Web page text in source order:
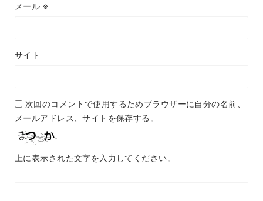
メール ※
サイト
次回のコメントで使用するためブラウザーに自分の名前、
メールアドレス、サイトを保存する。
上に表示された文字を入力してください。